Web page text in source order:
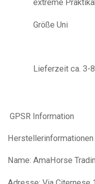
extreme
Größe Uni
Lieferzeit ca. 3-
GPSR Information
Herstellerinformationen
Name: AmaHorse